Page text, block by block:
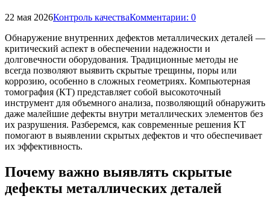
22 мая 2026Контроль качестваКомментарии: 0
Обнаружение внутренних дефектов металлических деталей —
критический аспект в обеспечении надежности и
долговечности оборудования. Традиционные методы не
всегда позволяют выявить скрытые трещины, поры или
коррозию, особенно в сложных геометриях. Компьютерная
томография (КТ) представляет собой высокоточный
инструмент для объемного анализа, позволяющий обнаружить
даже малейшие дефекты внутри металлических элементов без
их разрушения. Разберемся, как современные решения КТ
помогают в выявлении скрытых дефектов и что обеспечивает
их эффективность.
Почему важно выявлять скрытые
дефекты металлических деталей